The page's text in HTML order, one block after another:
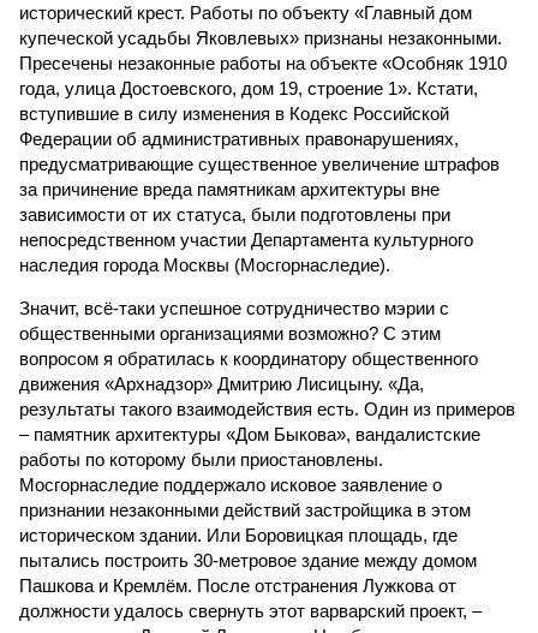
исторический крест. Работы по объекту «Главный дом
купеческой усадьбы Яковлевых» признаны незаконными.
Пресечены незаконные работы на объекте «Особняк 1910
года, улица Достоевского, дом 19, строение 1». Кстати,
вступившие в силу изменения в Кодекс Российской
Федерации об административных правонарушениях,
предусматривающие существенное увеличение штрафов
за причинение вреда памятникам архитектуры вне
зависимости от их статуса, были подготовлены при
непосредственном участии Департамента культурного
наследия города Москвы (Мосгорнаследие).
Значит, всё-таки успешное сотрудничество мэрии с
общественными организациями возможно? С этим
вопросом я обратилась к координатору общественного
движения «Архнадзор» Дмитрию Лисицыну. «Да,
результаты такого взаимодействия есть. Один из примеров
– памятник архитектуры «Дом Быкова», вандалистские
работы по которому были приостановлены.
Мосгорнаследие поддержало исковое заявление о
признании незаконными действий застройщика в этом
историческом здании. Или Боровицкая площадь, где
пытались построить 30-метровое здание между домом
Пашкова и Кремлём. После отстранения Лужкова от
должности удалось свернуть этот варварский проект, –